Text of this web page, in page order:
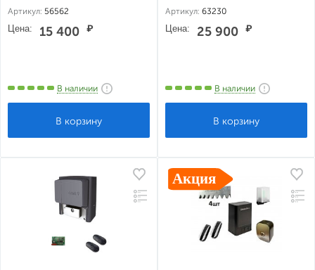
Артикул: 56562
Цена: 15 400 ₽
В наличии
Артикул: 63230
Цена: 25 900 ₽
В наличии